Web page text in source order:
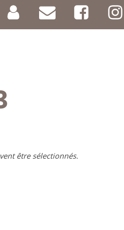
être sélectionnés.